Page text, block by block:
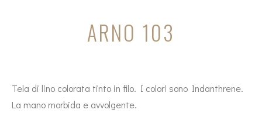
ARNO 103
Tela di lino colorata tinto in filo. I colori sono Indanthrene.
La mano morbida e avvolgente.